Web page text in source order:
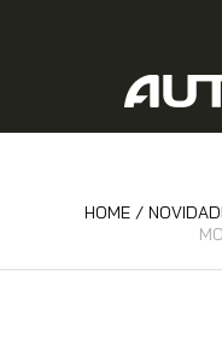
HOME /